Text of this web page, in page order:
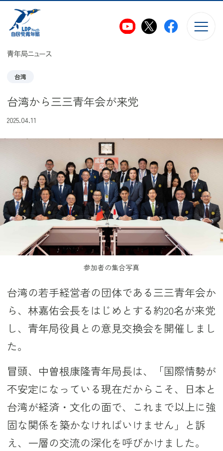
このページの本文へ移動
青年局ニュース
台湾
台湾から三三青年会が来党
2025.04.11
参加者の集合写真
台湾の若手経営者の団体である三三青年会か
ら、林嘉佑会長をはじめとする約20名が来党
し、青年局役員との意見交換会を開催しまし
た。
冒頭、中曽根康隆青年局長は、「国際情勢が
不安定になっている現在だからこそ、日本と
台湾が経済・文化の面で、これまで以上に強
固な関係を築かなければいけません」と訴
え、一層の交流の深化を呼びかけました。